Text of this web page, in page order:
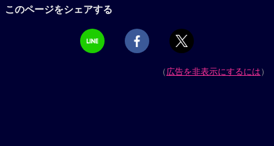
このページをシェアする
（広告を非表示にするには）